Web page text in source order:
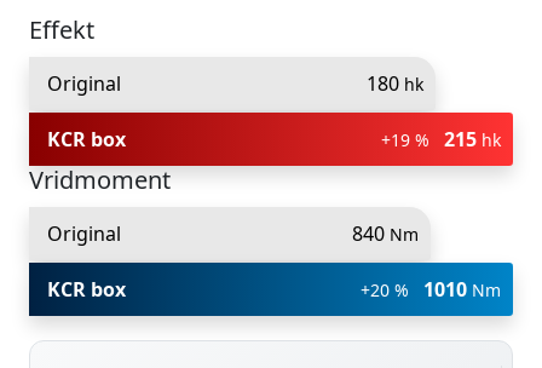
Effekt
Original 180 hk
KCR box +19 % 215 hk
Vridmoment
Original 840 Nm
KCR box +20 % 1010 Nm